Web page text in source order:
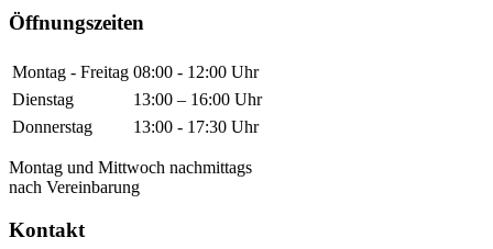
Öffnungszeiten
Montag - Freitag 08:00 - 12:00 Uhr
Dienstag
13:00 – 16:00 Uhr
Donnerstag
13:00 - 17:30 Uhr
Montag und Mittwoch nachmittags
nach Vereinbarung
Kontakt